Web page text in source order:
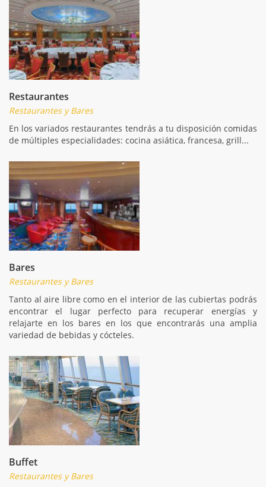
Restaurantes
Restaurantes y Bares
En los variados restaurantes tendrás a tu disposición comidas
de múltiples especialidades: cocina asiática, francesa, grill...
Bares
Restaurantes y Bares
Tanto al aire libre como en el interior de las cubiertas podrás
encontrar el lugar perfecto para recuperar energías y
relajarte en los bares en los que encontrarás una amplia
variedad de bebidas y cócteles.
Buffet
Restaurantes y Bares